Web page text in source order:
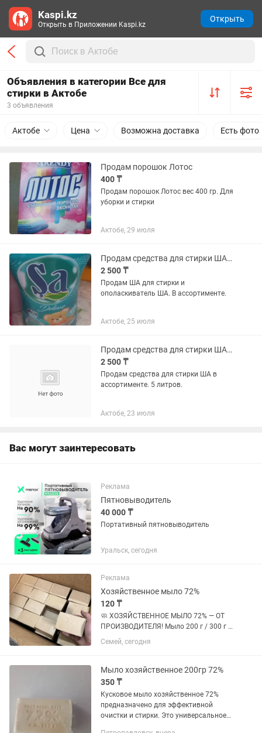
Объявления в категории Все для
стирки в Актобе
3 объявления
Актобе Цена Возможна доставка Есть фото
Продам порошок Лотос
400 ₸
Продам порошок Лотос вес 400 гр. Для
уборки и стирки
Актобе, 29 июля
Продам средства для стирки ШАРИКИ
2 500 ₸
Продам ША для стирки и
ополаскиватель ША. В ассортименте.
Актобе, 25 июля
Продам средства для стирки ШАРИКИ
2 500 ₸
Продам средства для стирки ША в
ассортименте. 5 литров.
Актобе, 23 июля
Вас могут заинтересовать
Реклама
Пятновыводитель
40 000 ₸
Портативный пятновыводитель
Уральск, сегодня
Реклама
Хозяйственное мыло 72%
120 ₸
🧼 ХОЗЯЙСТВЕННОЕ МЫЛО 72% — ОТ
ПРОИЗВОДИТЕЛЯ! Мыло 200 г / 300 г /
350 г для стирки, уборки и
хозяйственных нужд. ✅ Собственное
✅ Низкие цены ✅ Цена договорная ✅...
Семей, сегодня
Мыло хозяйственное 200гр 72%
350 ₸
Кусковое мыло хозяйственное 72%
предназначено для эффективной
очистки и стирки. Это универсальное
Kaspi.kz
Открыть в Приложении Kaspi.kz
Открыть